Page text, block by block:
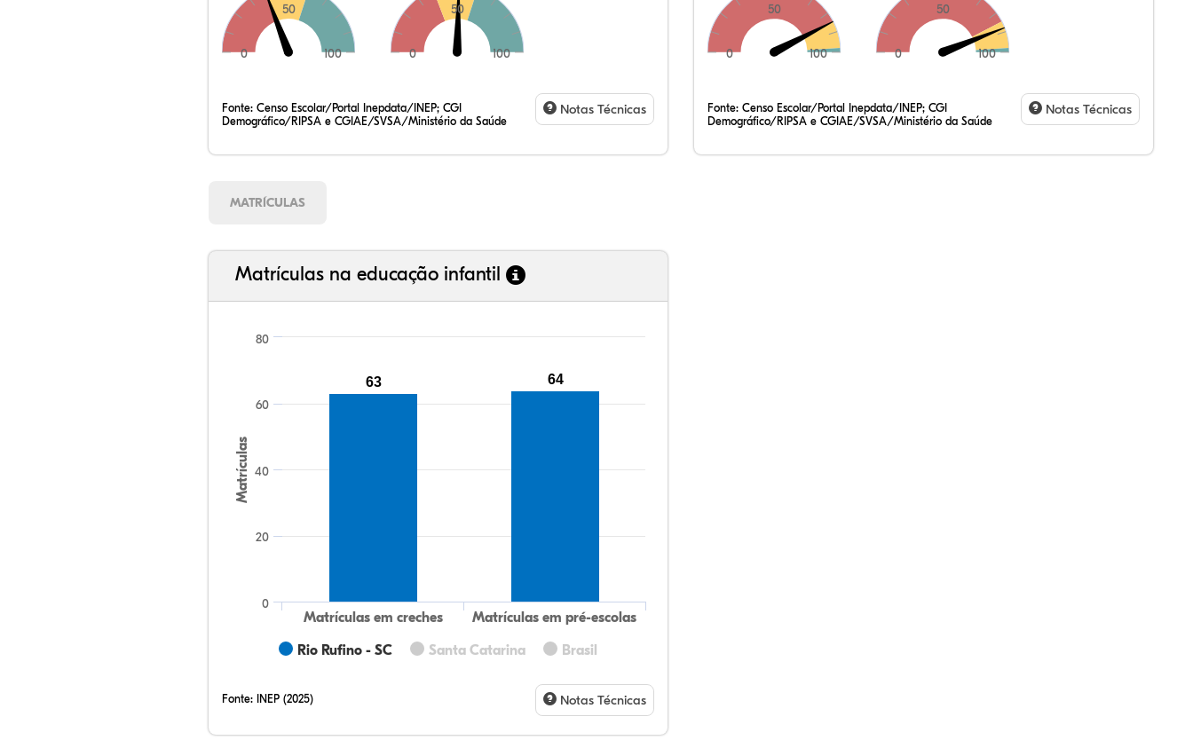
0
50
100 0
50
100
Fonte: Censo Escolar/Portal Inepdata/INEP; CGI
Demográfico/RIPSA e CGIAE/SVSA/Ministério da Saúde
Notas Técnicas
0
50
100 0
50
100
Fonte: Censo Escolar/Portal Inepdata/INEP; CGI
Demográfico/RIPSA e CGIAE/SVSA/Ministério da Saúde
Notas Técnicas
MATRÍCULAS
Matrículas na educação infantil
Matrículas
Rio Rufino - SC Santa Catarina Brasil
Matrículas em creches Matrículas em pré-escolas
0
20
40
60
80
63 64
Fonte: INEP (2025) Notas Técnicas
76,68%
4,22%
0,27%
18,22%
0,40%
0,21%
35,47%
7,72%
0,47%
54,20%
0,83%
1,31%